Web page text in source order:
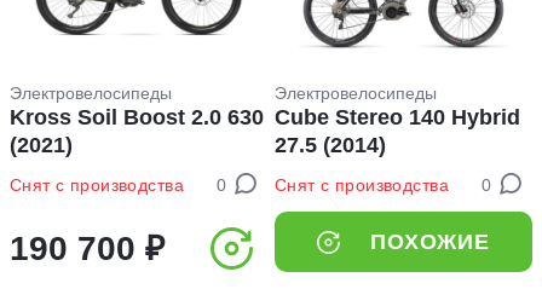
Электровелосипеды
Kross Soil Boost 2.0 630
(2021)
Снят с производства 0
190 700 ₽
Электровелосипеды
Cube Stereo 140 Hybrid
27.5 (2014)
Снят с производства 0
ПОХОЖИЕ